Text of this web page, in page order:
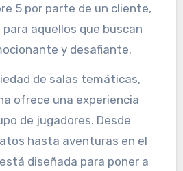
5 por parte de un cliente,
aquellos que buscan
y desafiante.
de salas temáticas,
ofrece una experiencia
de jugadores. Desde
hasta aventuras en el
diseñada para poner a